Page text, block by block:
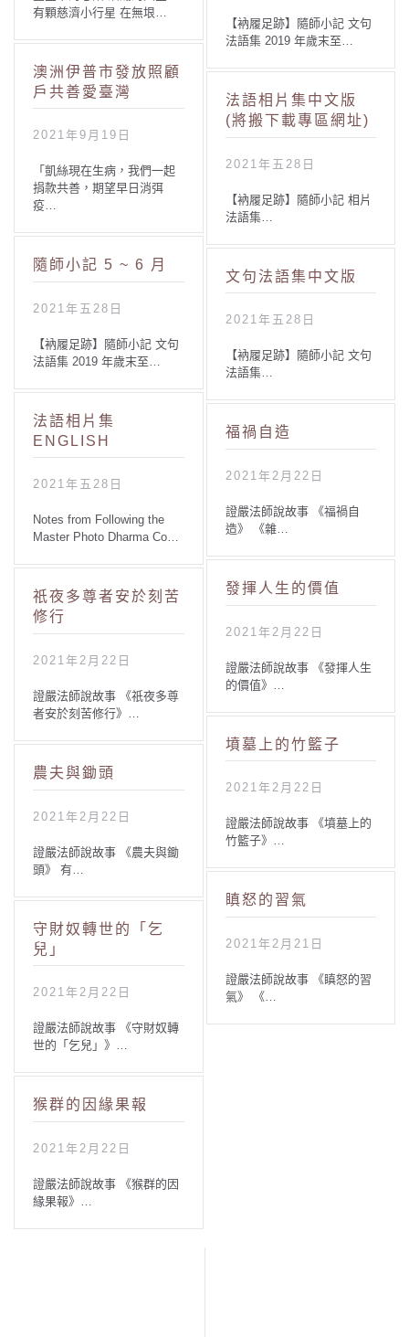
有顆慈濟小行星 在無垠…
澳洲伊普市發放照顧
戶共善愛臺灣
2021年9月19日
「凱絲現在生病，我們一起
捐款共善，期望早日消弭
疫…
【衲履足跡】隨師小記 文句
法語集 2019 年歲末至…
隨師小記 5 ~ 6 月
2021年五28日
【衲履足跡】隨師小記 文句
法語集 2019 年歲末至…
法語相片集中文版
(將搬下載專區網址)
2021年五28日
【衲履足跡】隨師小記 相片
法語集…
法語相片集
ENGLISH
2021年五28日
Notes from Following the
Master Photo Dharma Co…
文句法語集中文版
2021年五28日
【衲履足跡】隨師小記 文句
法語集…
祇夜多尊者安於刻苦
修行
2021年2月22日
證嚴法師說故事 《祇夜多尊
者安於刻苦修行》…
福禍自造
2021年2月22日
證嚴法師說故事 《福禍自
造》 《雜…
農夫與鋤頭
2021年2月22日
證嚴法師說故事 《農夫與鋤
頭》 有…
發揮人生的價值
2021年2月22日
證嚴法師說故事 《發揮人生
的價值》…
守財奴轉世的「乞
兒」
2021年2月22日
證嚴法師說故事 《守財奴轉
世的「乞兒」》…
墳墓上的竹籃子
2021年2月22日
證嚴法師說故事 《墳墓上的
竹籃子》…
猴群的因緣果報
2021年2月22日
證嚴法師說故事 《猴群的因
緣果報》…
瞋怒的習氣
2021年2月21日
證嚴法師說故事 《瞋怒的習
氣》 《…